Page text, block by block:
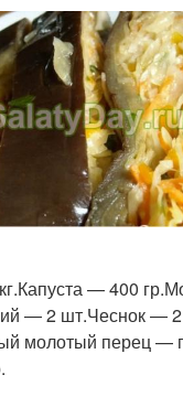
— 400
— 2 шт.Чеснок —
молотый перец —